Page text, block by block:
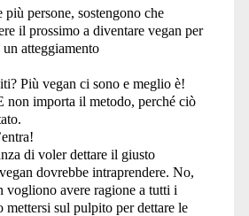
più persone, sostengono che
il prossimo a diventare vegan per
atteggiamento
Più vegan ci sono e meglio è!
non importa il metodo, perché ciò
di voler dettare il giusto
dovrebbe intraprendere. No,
vogliono avere ragione a tutti i
sul pulpito per dettare le